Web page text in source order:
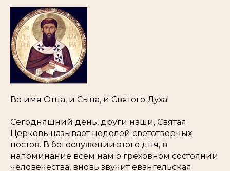
Во имя Отца, и Сына, и Святого Духа!
Сегодняшний день, други наши, Святая
Церковь называет неделей светотворных
постов. В богослужении этого дня, в
напоминание всем нам о греховном состоянии
человечества, вновь звучит евангельская